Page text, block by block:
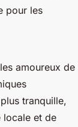
pour les
amoureux de
tranquille,
locale et de